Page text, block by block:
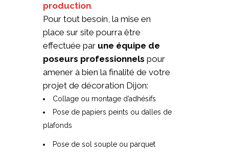
production.
Pour tout besoin, la mise en
place sur site pourra être
effectuée par une équipe de
poseurs professionnels pour
amener à bien la finalité de votre
projet de décoration Dijon:
Collage ou montage d’adhésifs
Pose de papiers peints ou dalles de
plafonds
Pose de sol souple ou parquet